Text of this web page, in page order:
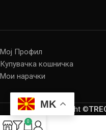
Мој Профил
Купувачка кошничка
Мои нарачки
Copyright ©
MK
0